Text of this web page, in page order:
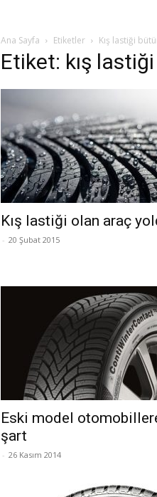
Ana Sayfa Etiketler Kış lastiği
Etiket: kış
Kış lastiği olan araç
- 20 Şubat 2015
Eski model
şart
- 26 Kasım 2014